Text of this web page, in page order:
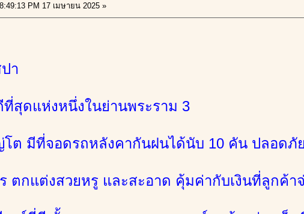
PM 17 เมษายน 2025 »
า
สุดแห่งหนึ่งในย่านพระราม 3
ต มีที่จอดรถหลังคากันฝนได้นับ 10 คัน ปลอดภั
ตกแต่งสวยหรู และสะอาด คุ้มค่ากับเงินที่ลูกค้า